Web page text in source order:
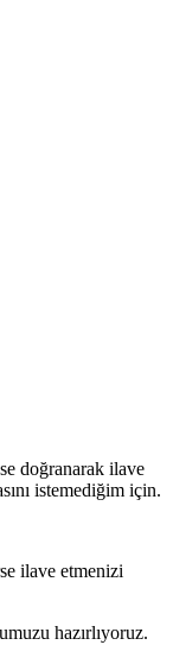
doğranarak ilave
istemediğim için.
ilave etmenizi
hazırlıyoruz.